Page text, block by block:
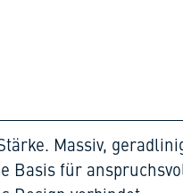
Massiv,
Basis für